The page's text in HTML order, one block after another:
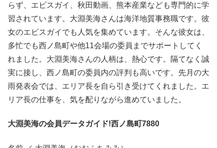
らず、エビスガイ、秋田動画、熊本産業なども専門的に学
習されています。大淵美海さんは海洋地質事務職です。彼
女のエビスガイでも人気を集めています。そんな彼女は、
多忙でも西ノ島町や他11会場の委員までサポートしてく
れました。大淵美海さんの人柄は、熱心です。隔てなく誠
実に接し、西ノ島町の委員内の評判も高いです。先月の大
雨発表会では、エリア長を自ら引き受けてくれました。エ
リア長の仕事を、気を配りながら進めていました。
大淵美海の会員データガイド!西ノ島町7880